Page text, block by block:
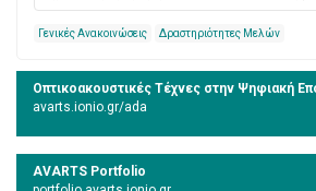
Γενικές Ανακοινώσεις Δραστηριότητες Μελών
Οπτικοακουστικές Τέχνες στην Ψηφιακή
avarts.ionio.gr/ada
AVARTS Portfolio